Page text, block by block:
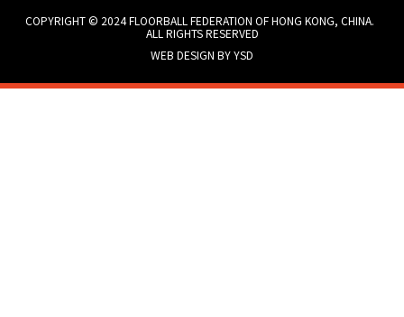
COPYRIGHT © 2024 ​FLOORBALL FEDERATION OF HONG KONG, CHINA.
ALL RIGHTS RESERVED
WEB DESIGN BY YSD